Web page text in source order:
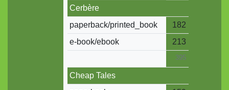
Cerbère
paperback/printed_book
182
e-book/ebook
213
395
Cheap Tales